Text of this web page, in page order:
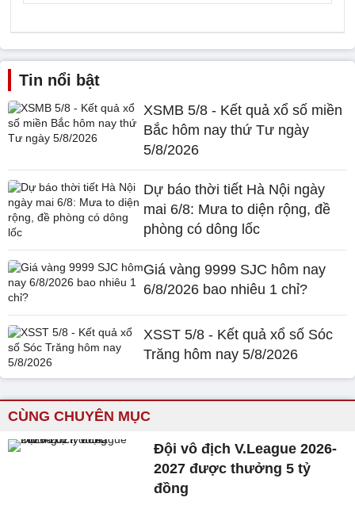
Tin nổi bật
XSMB 5/8 - Kết quả xổ số miền
Bắc hôm nay thứ Tư ngày
5/8/2026
Dự báo thời tiết Hà Nội ngày
mai 6/8: Mưa to diện rộng, đề
phòng có dông lốc
Giá vàng 9999 SJC hôm nay
6/8/2026 bao nhiêu 1 chỉ?
XSST 5/8 - Kết quả xổ số Sóc
Trăng hôm nay 5/8/2026
CÙNG CHUYÊN MỤC
Đội vô địch V.League 2026-
2027 được thưởng 5 tỷ
đồng